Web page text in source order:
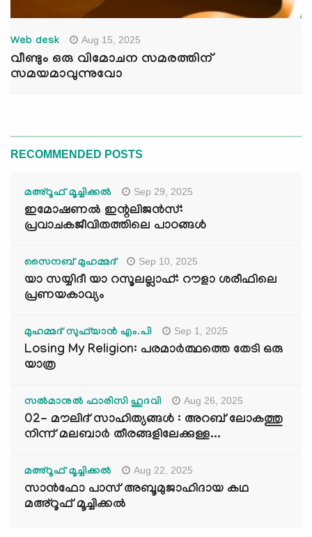
Web desk Aug 15, 2025
വീണ്ടും ഒരു വിമോചന സമരത്തിന്
സമയമാവുന്നുവോ
RECOMMENDED POSTS
മഅ്റൂഫ് മൂച്ചിക്കല്‍ Sep 29, 2025
ഇമോഷണൽ ഇന്റലിജൻസ്:
പ്രവാചകജീവിതത്തിലെ പാഠങ്ങൾ
സൈനബ് മുഹമ്മദ് Sep 10, 2025
യാ സയ്യിദീ യാ റസൂലല്ലാഹ്: റൗളാ ശരീഫിലെ
പ്രണയകാവ്യം
മുഹമ്മദ് സുഫ്‌യാൻ എം.പി Sep 1, 2025
Losing My Religion: പരമാർത്ഥത്തെ തേടി ഒരു
യാത്ര
സൽമാനുൽ ഫാരിസി ഹുദവി Aug 26, 2025
02- മൗലിദ് സാഹിത്യങ്ങൾ : അറബ് ലോകത്തു
നിന്ന് മലബാർ തീരങ്ങളിലേക്കുള്ള...
മഅ്റൂഫ് മൂച്ചിക്കല്‍ Aug 22, 2025
സാൻഫോ പാസ് അബൂമുജാഹിദായ കഥ
മഅ്റൂഫ് മൂച്ചിക്കല്‍